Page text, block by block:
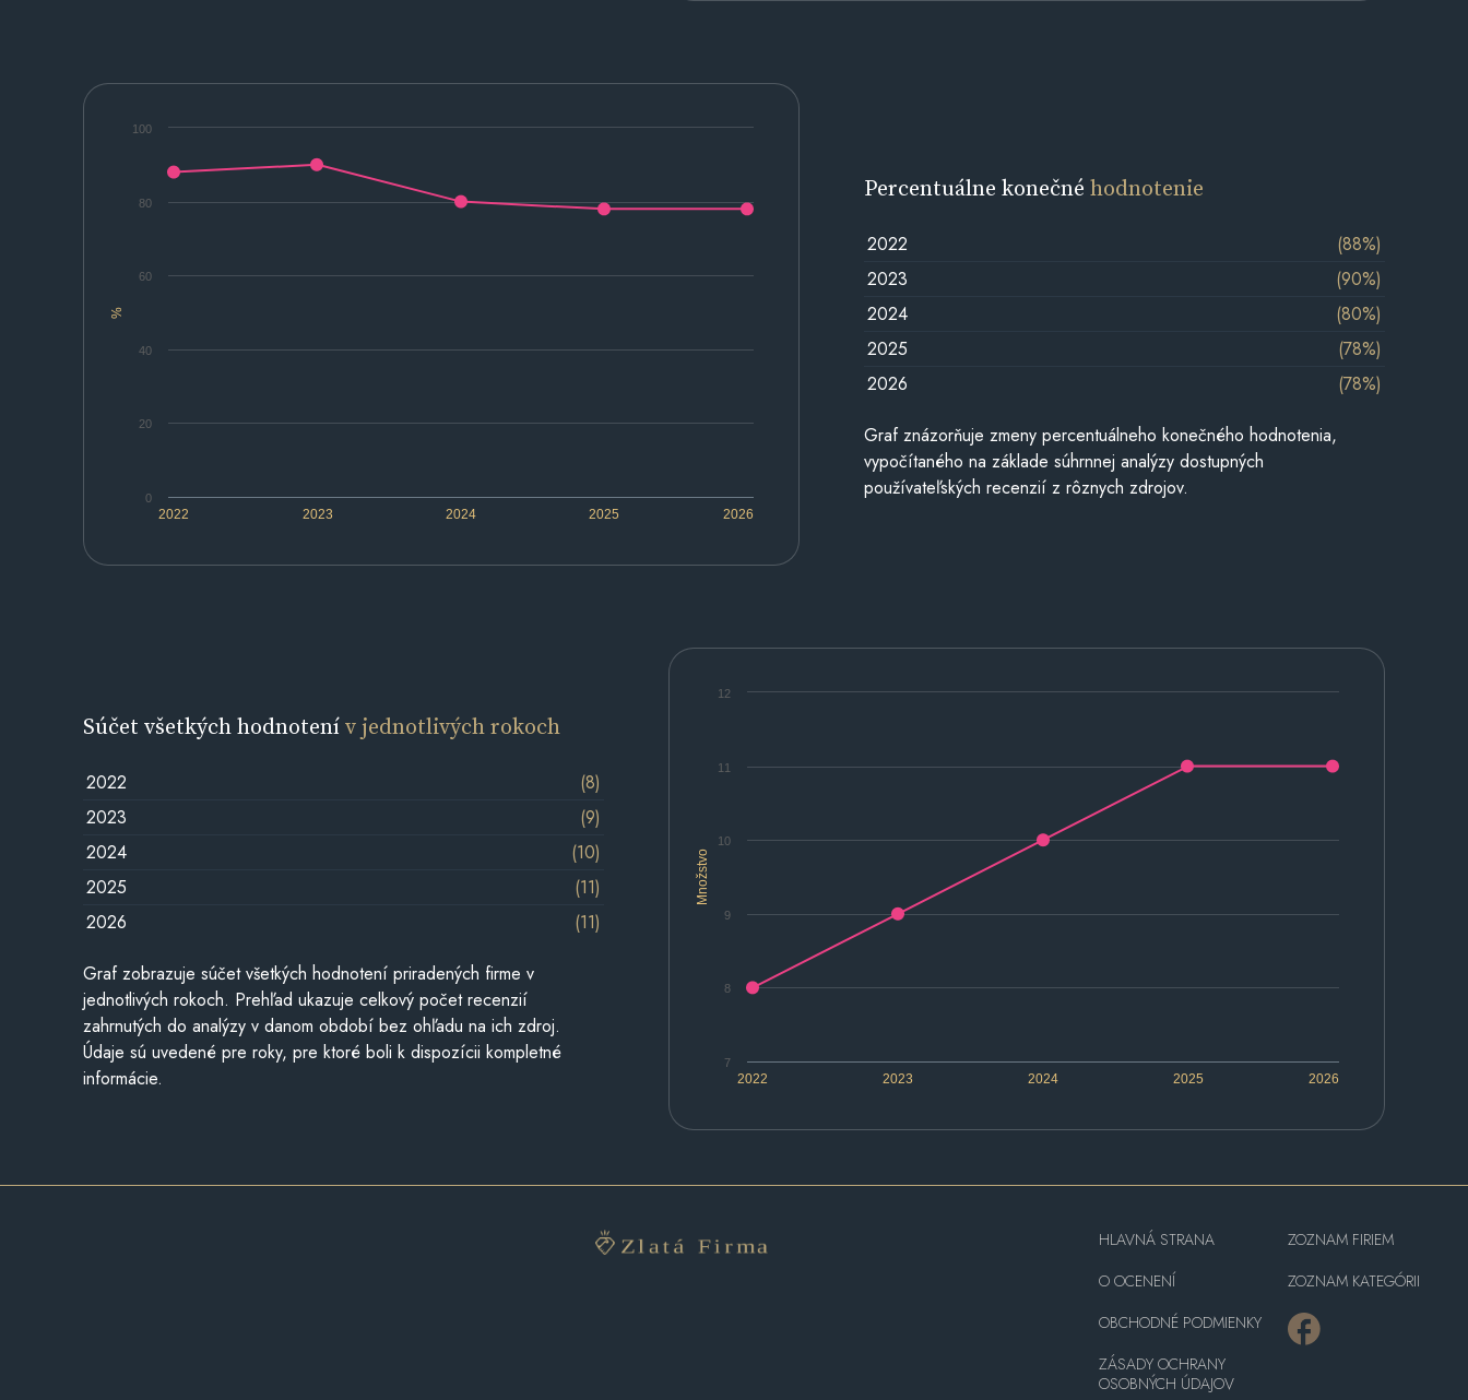
%
2022 2023 2024 2025 2026
0
20
40
60
80
100
Percentuálne konečnéhodnotenie
2022
(88%)
2023
(90%)
2024
(80%)
2025
(78%)
2026
(78%)
Graf znázorňuje zmeny percentuálneho konečného hodnotenia,
vypočítaného na základe súhrnnej analýzy dostupných
používateľských recenzií z rôznych zdrojov.
Množstvo
2022 2023 2024 2025 2026
7
8
9
10
11
12
Súčet všetkých hodnotenív jednotlivých rokoch
2022
(8)
2023
(9)
2024
(10)
2025
(11)
2026
(11)
Graf zobrazuje súčet všetkých hodnotení priradených firme v
jednotlivých rokoch. Prehľad ukazuje celkový počet recenzií
zahrnutých do analýzy v danom období bez ohľadu na ich zdroj.
Údaje sú uvedené pre roky, pre ktoré boli k dispozícii kompletné
informácie.
HLAVNÁ STRANA
O OCENENÍ
OBCHODNÉ PODMIENKY
ZÁSADY OCHRANY
OSOBNÝCH ÚDAJOV
ZOZNAM FIRIEM
ZOZNAM KATEGÓRII